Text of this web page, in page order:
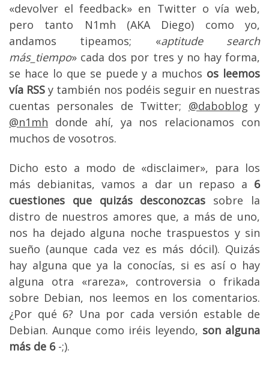
«devolver el feedback» en Twitter o vía web,
pero tanto N1mh (AKA Diego) como yo,
andamos tipeamos; «aptitude search
más_tiempo» cada dos por tres y no hay forma,
se hace lo que se puede y a muchos os leemos
vía RSS y también nos podéis seguir en nuestras
cuentas personales de Twitter; @daboblog y
@n1mh donde ahí, ya nos relacionamos con
muchos de vosotros.
Dicho esto a modo de «disclaimer», para los
más debianitas, vamos a dar un repaso a 6
cuestiones que quizás desconozcas sobre la
distro de nuestros amores que, a más de uno,
nos ha dejado alguna noche traspuestos y sin
sueño (aunque cada vez es más dócil). Quizás
hay alguna que ya la conocías, si es así o hay
alguna otra «rareza», controversia o frikada
sobre Debian, nos leemos en los comentarios.
¿Por qué 6? Una por cada versión estable de
Debian. Aunque como iréis leyendo, son alguna
más de 6-;).